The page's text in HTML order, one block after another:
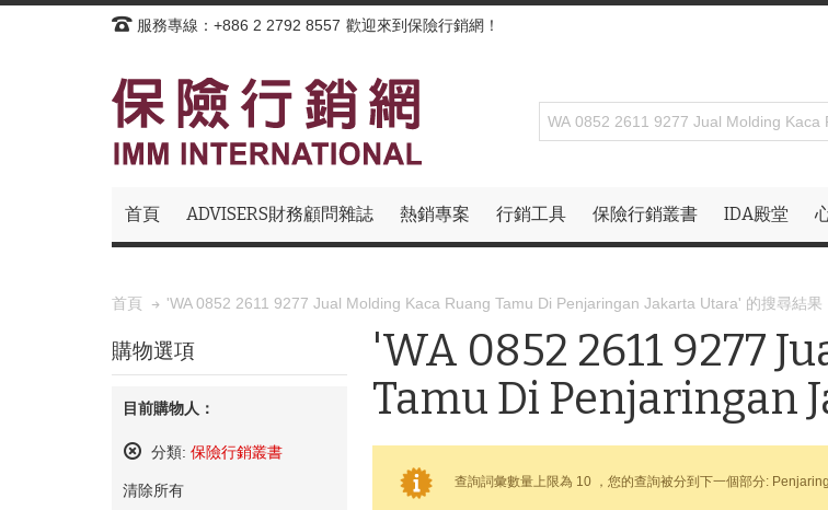
服務專線：+886 2 2792 8557 歡迎來到保險行銷網！
首頁 ADVISERS財務顧問雜誌 熱銷專案 行銷工具 保險行銷叢書 IDA殿堂
首頁 'WA 0852 2611 9277 Jual Molding Kaca Ruang Tamu Di Penjaringan Jakarta Utara' 的搜尋結果
'WA 0852 2611 9277
Tamu Di Penjaringan
查詢詞彙數量上限為 10 ，您的查詢被分到下一個部分:
購物選項
目前購物人：
分類: 保險行銷叢書
除
清除所有